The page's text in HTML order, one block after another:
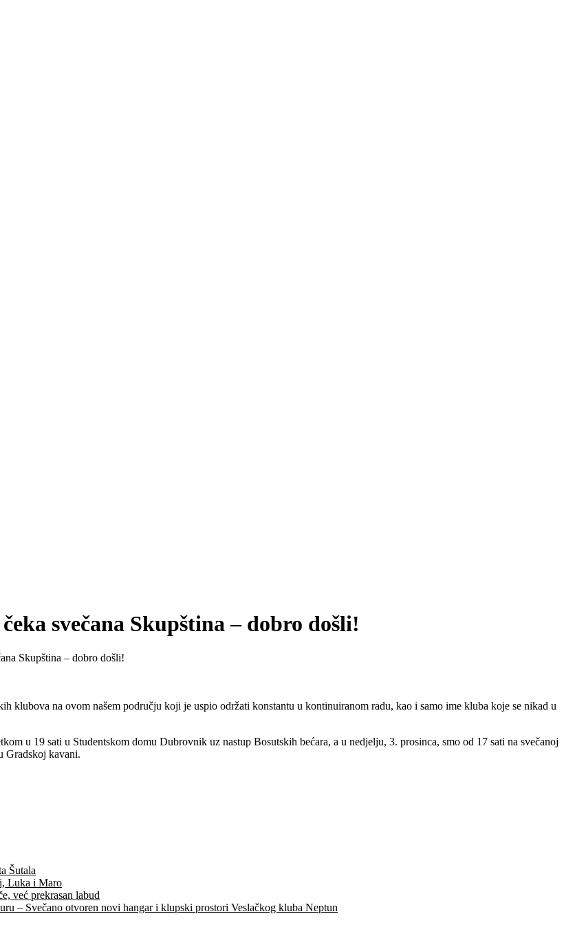
svečana Skupština – dobro došli!
Skupština – dobro došli!
klubova na ovom našem području koji je uspio održati konstantu u kontinuiranom radu, kao i samo ime kluba koje se nikad u
u 19 sati u Studentskom domu Dubrovnik uz nastup Bosutskih bećara, a u nedjelju, 3. prosinca, smo od 17 sati na svečanoj
Gradskoj kavani.
Šutala
Luka i Maro
već prekrasan labud
– Svečano otvoren novi hangar i klupski prostori Veslačkog kluba Neptun